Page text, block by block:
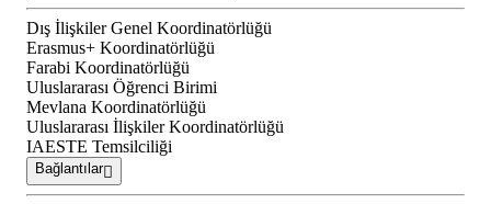
Dış İlişkiler Genel Koordinatörlüğü
Erasmus+ Koordinatörlüğü
Farabi Koordinatörlüğü
Uluslararası Öğrenci Birimi
Mevlana Koordinatörlüğü
Uluslararası İlişkiler Koordinatörlüğü
IAESTE Temsilciliği
Bağlantılar